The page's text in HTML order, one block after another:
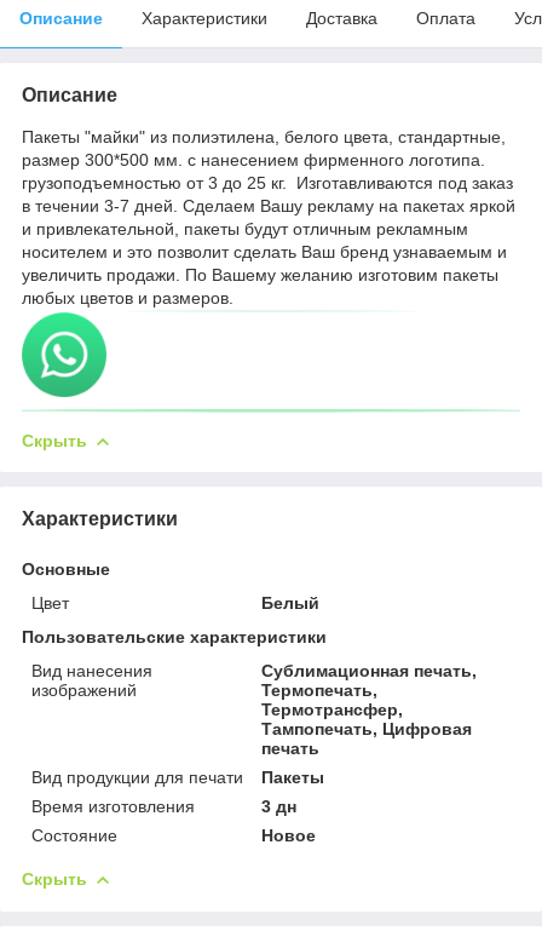
Описание Характеристики Доставка Оплата
Описание
Пакеты "майки" из полиэтилена, белого цвета, стандартные,
размер 300*500 мм. с нанесением фирменного логотипа.
грузоподъемностью от 3 до 25 кг. Изготавливаются под заказ
в течении 3-7 дней. Сделаем Вашу рекламу на пакетах яркой
и привлекательной, пакеты будут отличным рекламным
носителем и это позволит сделать Ваш бренд узнаваемым и
увеличить продажи. По Вашему желанию изготовим пакеты
любых цветов и размеров.
Скрыть
Характеристики
Основные
Цвет
Белый
Пользовательские характеристики
Вид нанесения
изображений
Сублимационная печать,
Термопечать,
Термотрансфер,
Тампопечать, Цифровая
печать
Вид продукции для печати
Пакеты
Время изготовления
3 дн
Состояние
Новое
Скрыть